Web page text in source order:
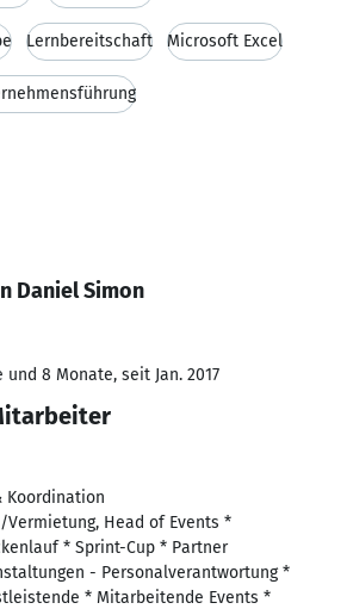
Lernbereitschaft Microsoft Excel
Daniel Simon
und 8 Monate, seit Jan. 2017
Koordination
Head of Events *
* Sprint-Cup * Partner
- Personalverantwortung *
* Mitarbeitende Events *